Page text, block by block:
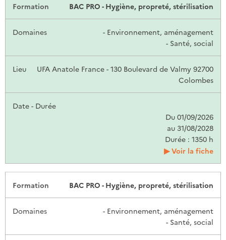
BAC PRO - Hygiène, propreté, stérilisation
- Environnement, aménagement
- Santé, social
UFA Anatole France - 130 Boulevard de Valmy 92700
Colombes
Du 01/09/2026
au 31/08/2028
Durée : 1350 h
Voir la fiche
BAC PRO - Hygiène, propreté, stérilisation
- Environnement, aménagement
- Santé, social